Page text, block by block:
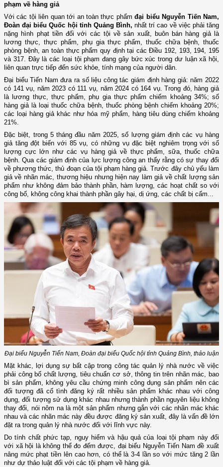
phạm về hàng giả
Với các tội liên quan tới an toàn thực phẩmđại biểu Nguyễn Tiến Nam,
Đoàn đại biểu Quốc hội tỉnh Quảng Bình,nhất trí cao về việc phải tăng
nặng hình phạt tiền đối với các tội về sản xuất, buôn bán hàng giả là
lương thực, thực phẩm, phụ gia thực phẩm, thuốc chữa bệnh, thuốc
phòng bệnh, an toàn thực phẩm quy định tại các Điều 192, 193, 194, 195
và 317. Đây là các loại tội phạm đang gây bức xúc trong dư luận xã hội,
liên quan trực tiếp đến sức khỏe, tính mạng của người dân.
Đại biểu Tiến Nam đưa ra số liệu công tác giám định hàng giả: năm 2022
có 141 vụ, năm 2023 có 111 vụ, năm 2024 có 164 vụ. Trong đó, hàng giả
là lương thực, thực phẩm, phụ gia thực phẩm chiếm khoảng 34%; số
hàng giả là loại thuốc chữa bệnh, thuốc phòng bệnh chiếm khoảng 20%;
các loại hàng giả khác như hóa mỹ phẩm, hàng tiêu dùng chiếm khoảng
21%.
Đặc biệt, trong 5 tháng đầu năm 2025, số lượng giám định các vụ hàng
giả tăng đột biến với 85 vụ, có những vụ đặc biệt nghiêm trọng với số
lượng cực lớn như các vụ hàng giả về thực phẩm, sữa, thuốc chữa
bệnh. Qua các giám định của lực lượng công an thấy rằng có sự thay đổi
về phương thức, thủ đoạn của tội phạm hàng giả. Trước đây chủ yếu làm
giả về nhãn mác, thương hiệu nhưng hiện nay làm giả về chất lượng sản
phẩm như không đảm bảo thành phần, hàm lượng, các hoạt chất so với
công bố, không công khai thành phần gây hại, dị ứng, các chất bị cấm...
Đại biểu Nguyễn Tiến Nam, Đoàn đại biểu Quốc hội tỉnh Quảng Bình, thảo luận
Mặt khác, lợi dụng sự bất cập trong công tác quản lý nhà nước về việc
phải công bố chất lượng, tiêu chuẩn cơ sở, thông tin trên nhãn mác, bao
bì sản phẩm, không yêu cầu chứng minh công dụng sản phẩm nên các
đối tượng đã cố tình đăng ký rất nhiều sản phẩm khác nhau với công
dụng, đối tượng sử dụng khác nhau nhưng thành phần nguyên liệu không
thay đổi, nói nôm na là một sản phẩm nhưng gắn với các nhãn mác khác
nhau và các nhãn mác này đều được đăng ký sản xuất, đây là vấn đề lớn
đặt ra trong quản lý nhà nước đối với lĩnh vực này.
Do tính chất phức tạp, nguy hiểm và hậu quả của loại tội phạm này đối
với xã hội là không thể đo đếm được, đại biểu Nguyễn Tiến Nam đề xuất
nâng mức phạt tiền lên cao hơn, có thể là 3-4 lần so với mức tăng 2 lần
như dự thảo luật đối với các tội phạm về hàng giả.